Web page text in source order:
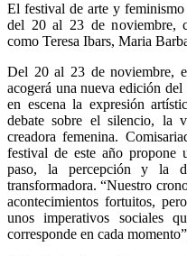
El festival de arte y
del 20 al 23 de noviembre,
como Teresa Ibars, Maria
Del 20 al 23 de noviembre,
acogerá una nueva edición del
en escena la expresión
debate sobre el silencio, la
creadora femenina.
festival de este año
paso, la percepción y la
transformadora. “Nuestro
acontecimientos fortuitos,
unos imperativos sociales
corresponde en cada